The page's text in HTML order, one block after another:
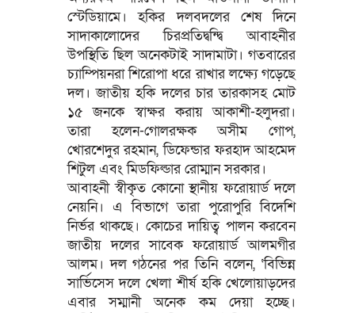
স্টেডিয়ামে। হকির দলবদলের শেষ দিনে
সাদাকালোদের চিরপ্রতিদ্বন্দ্বি আবাহনীর
উপস্থিতি ছিল অনেকটাই সাদামাটা। গতবারের
চ্যাম্পিয়নরা শিরোপা ধরে রাখার লক্ষ্যে গড়েছে
দল। জাতীয় হকি দলের চার তারকাসহ মোট
১৫ জনকে স্বাক্ষর করায় আকাশী-হলুদরা।
তারা হলেন-গোলরক্ষক অসীম গোপ,
খোরশেদুর রহমান, ডিফেন্ডার ফরহাদ আহমেদ
শিটুল এবং মিডফিল্ডার রোম্মান সরকার।
আবাহনী স্বীকৃত কোনো স্থানীয় ফরোয়ার্ড দলে
নেয়নি। এ বিভাগে তারা পুরোপুরি বিদেশি
নির্ভর থাকছে। কোচের দায়িত্ব পালন করবেন
জাতীয় দলের সাবেক ফরোয়ার্ড আলমগীর
আলম। দল গঠনের পর তিনি বলেন, ‘বিভিন্ন
সার্ভিসেস দলে খেলা শীর্ষ হকি খেলোয়াড়দের
এবার সম্মানী অনেক কম দেয়া হচ্ছে।